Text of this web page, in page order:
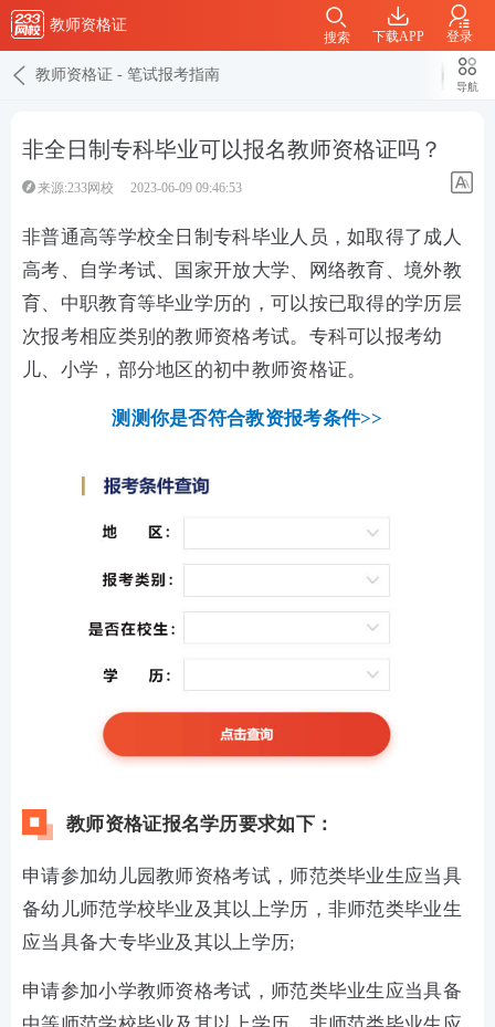
教师资格证
下载APP 登录
搜索
教师资格证 - 笔试报考指南
导航
非全日制专科毕业可以报名教师资格证吗？
来源:233网校 2023-06-09 09:46:53
非普通高等学校全日制专科毕业人员，如取得了成人
高考、自学考试、国家开放大学、网络教育、境外教
育、中职教育等毕业学历的，可以按已取得的学历层
次报考相应类别的教师资格考试。专科可以报考幼
儿、小学，部分地区的初中教师资格证。
测测你是否符合教资报考条件>>
教师资格证报名学历要求如下：
申请参加幼儿园教师资格考试，师范类毕业生应当具
备幼儿师范学校毕业及其以上学历，非师范类毕业生
应当具备大专毕业及其以上学历;
申请参加小学教师资格考试，师范类毕业生应当具备